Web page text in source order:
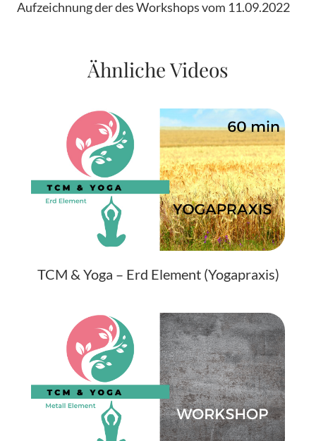
Aufzeichnung der des Workshops vom 11.09.2022
Ähnliche Videos
TCM & Yoga – Erd Element (Yogapraxis)